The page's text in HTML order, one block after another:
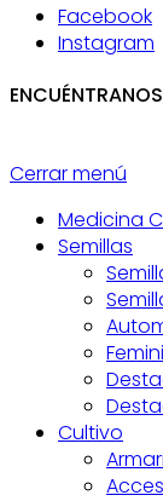
Facebook
Instagram
Cerrar menú
Medicina
Semillas
Cultivo